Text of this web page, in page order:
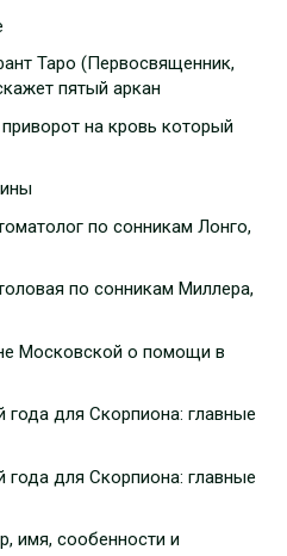
Таро (Первосвященник,
пятый аркан
на кровь который
по сонникам Лонго,
по сонникам Миллера,
Московской о помощи в
года для Скорпиона: главные
года для Скорпиона: главные
имя, сообенности и